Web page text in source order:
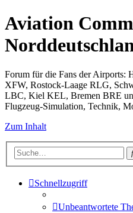
Aviation
Forum für die Fans der Airports:
XFW, Rostock-Laage RLG,
LBC, Kiel KEL, Bremen BRE
Flugzeug-Simulation, Technik,
Zum Inhalt
Schnellzugriff
Unbeantwortete